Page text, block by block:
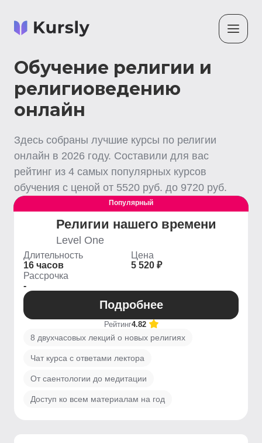
Обучение религии и
религиоведению
онлайн
Здесь собраны лучшие курсы по религии
онлайн в 2026 году. Составили для вас
рейтинг из 4 самых популярных курсов
обучения с ценой от 5520 руб. до 9720 руб.
Выгодный
Популярный
Религии нашего времени
Level One
Длительность
16 часов
Цена
5 520 ₽
Рассрочка
-
Подробнее
Рейтинг4.82
8 двухчасовых лекций о новых религиях
Чат курса с ответами лектора
От саентологии до медитации
Доступ ко всем материалам на год